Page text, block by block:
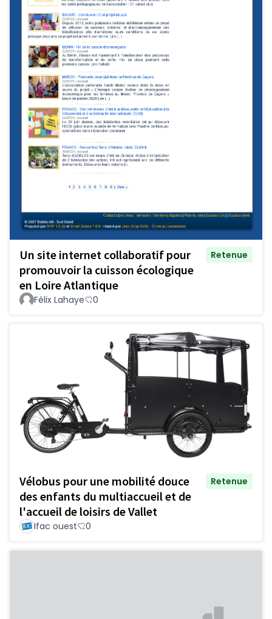
Un site internet collaboratif pour
promouvoir la cuisson écologique
en Loire Atlantique
Retenue
Félix Lahaye 0
Vélobus pour une mobilité douce
des enfants du multiaccueil et de
l'accueil de loisirs de Vallet
Retenue
Ifac ouest 0